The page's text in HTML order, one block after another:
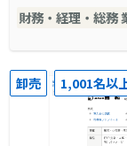
財務・経理・総務
卸売 1,001名以